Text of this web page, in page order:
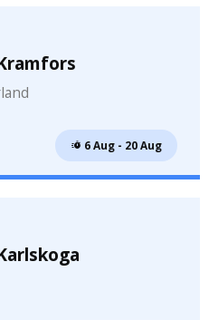
6 Aug - 20 Aug